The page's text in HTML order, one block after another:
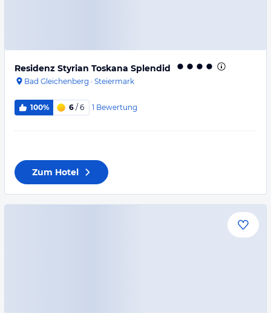
Residenz Styrian Toskana Splendid
Bad Gleichenberg · Steiermark
100% 6 / 6 1 Bewertung
Zum Hotel